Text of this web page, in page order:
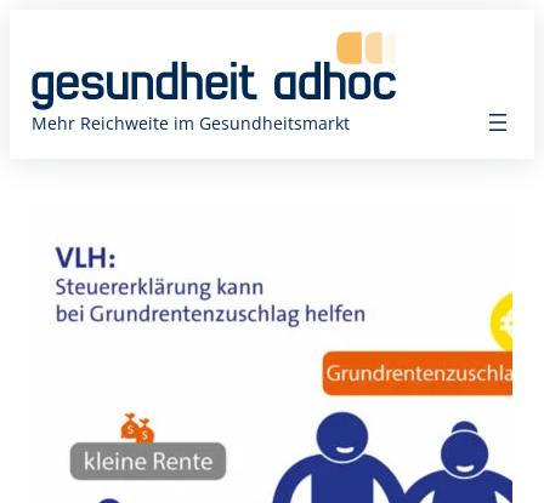
springen
Mehr Reichweite im Gesundheitsmarkt